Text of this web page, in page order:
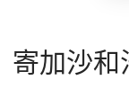
寄加沙